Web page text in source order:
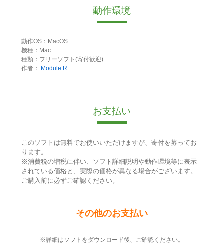
動作環境
動作OS：MacOS
機種：Mac
種類：フリーソフト(寄付歓迎)
作者：
Module R
お支払い
このソフトは無料でお使いいただけますが、寄付を募ってお
ります。
※消費税の増税に伴い、ソフト詳細説明や動作環境等に表示
されている価格と、実際の価格が異なる場合がございます。
ご購入前に必ずご確認ください。
その他のお支払い
※詳細はソフトをダウンロード後、ご確認ください。